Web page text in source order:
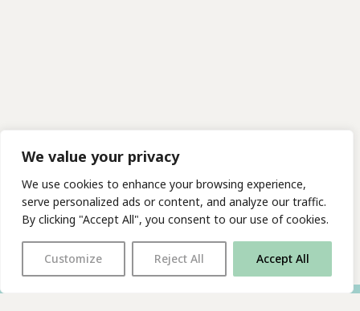
We value your privacy
We use cookies to enhance your browsing experience,
serve personalized ads or content, and analyze our traffic.
By clicking "Accept All", you consent to our use of cookies.
Customize Reject All Accept All